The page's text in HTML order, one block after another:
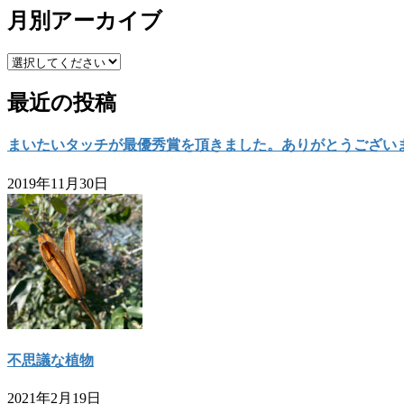
月別アーカイブ
最近の投稿
まいたいタッチが最優秀賞を頂きました。ありがとうござい
2019年11月30日
不思議な植物
2021年2月19日